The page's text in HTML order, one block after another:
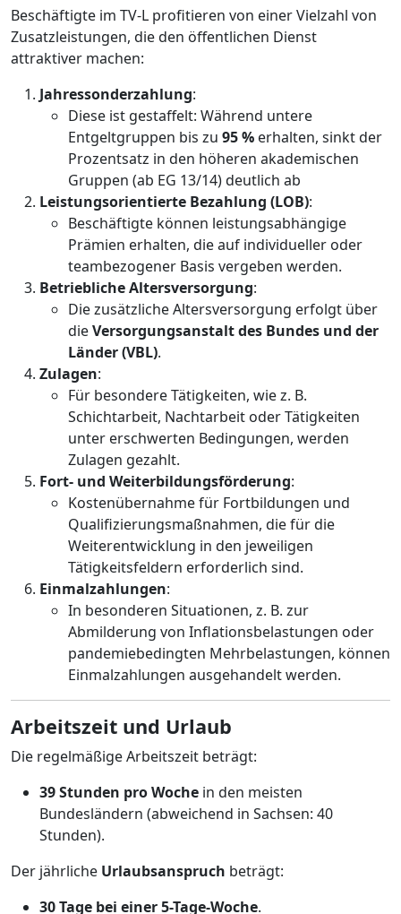
Beschäftigte im TV-L profitieren von einer Vielzahl von
Zusatzleistungen, die den öffentlichen Dienst
attraktiver machen:
Jahressonderzahlung:
Diese ist gestaffelt: Während untere
Entgeltgruppen bis zu 95 % erhalten, sinkt der
Prozentsatz in den höheren akademischen
Gruppen (ab EG 13/14) deutlich ab
Leistungsorientierte Bezahlung (LOB):
Beschäftigte können leistungsabhängige
Prämien erhalten, die auf individueller oder
teambezogener Basis vergeben werden.
Betriebliche Altersversorgung:
Die zusätzliche Altersversorgung erfolgt über
dieVersorgungsanstalt des Bundes und der
Länder (VBL).
Zulagen:
Für besondere Tätigkeiten, wie z. B.
Schichtarbeit, Nachtarbeit oder Tätigkeiten
unter erschwerten Bedingungen, werden
Zulagen gezahlt.
Fort- und Weiterbildungsförderung:
Kostenübernahme für Fortbildungen und
Qualifizierungsmaßnahmen, die für die
Weiterentwicklung in den jeweiligen
Tätigkeitsfeldern erforderlich sind.
Einmalzahlungen:
In besonderen Situationen, z. B. zur
Abmilderung von Inflationsbelastungen oder
pandemiebedingten Mehrbelastungen, können
Einmalzahlungen ausgehandelt werden.
Arbeitszeit und Urlaub
Die regelmäßige Arbeitszeit beträgt:
39 Stunden pro Woche in den meisten
Bundesländern (abweichend in Sachsen: 40
Stunden).
Der jährliche Urlaubsanspruch beträgt:
30 Tage bei einer 5-Tage-Woche.